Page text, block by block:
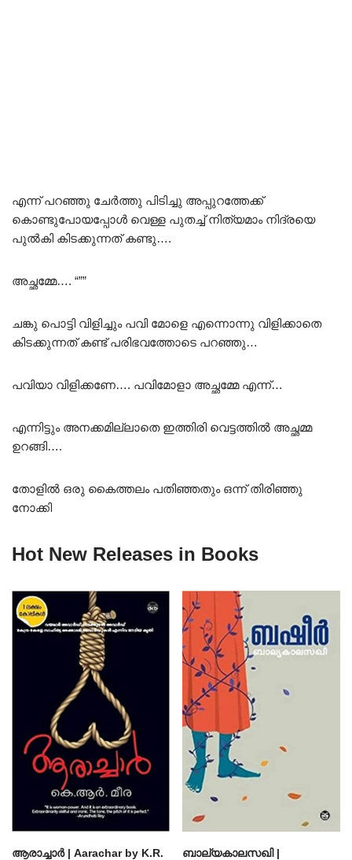
എന്ന് പറഞ്ഞു ചേർത്തു പിടിച്ചു അപ്പുറത്തേക്ക്
കൊണ്ടുപോയപ്പോൾ വെള്ള പുതച്ച് നിത്യമാം നിദ്രയെ
പുൽകി കിടക്കുന്നത് കണ്ടു….
അച്ഛമ്മേ…. “””
ചങ്കു പൊട്ടി വിളിച്ചും പവി മോളെ എന്നൊന്നു വിളിക്കാതെ
കിടക്കുന്നത് കണ്ട് പരിഭവത്തോടെ പറഞ്ഞു…
പവിയാ വിളിക്കണേ…. പവിമോളാ അച്ഛമ്മേ എന്ന്…
എന്നിട്ടും അനക്കമില്ലാതെ ഇത്തിരി വെട്ടത്തിൽ അച്ഛമ്മ
ഉറങ്ങി….
തോളിൽ ഒരു കൈത്തലം പതിഞ്ഞതും ഒന്ന് തിരിഞ്ഞു
നോക്കി
Hot New Releases in Books
ആരാച്ചാര്‍ | Aarachar by K.R.
ബാല്യകാലസഖി |